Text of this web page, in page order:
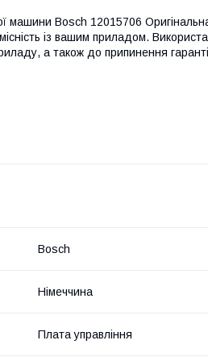
Bosch 12015706
із вашим приладом.
а також до припинення
Bosch
Німеччина
Плата управління